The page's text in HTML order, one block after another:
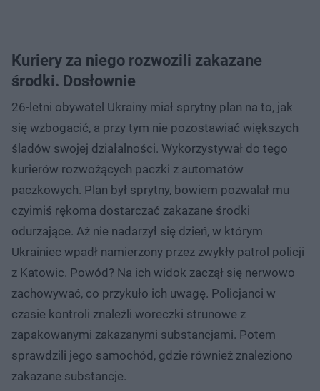
Kuriery za niego rozwozili zakazane
środki. Dosłownie
26-letni obywatel Ukrainy miał sprytny plan na to, jak
się wzbogacić, a przy tym nie pozostawiać większych
śladów swojej działalności. Wykorzystywał do tego
kurierów rozwożących paczki z automatów
paczkowych. Plan był sprytny, bowiem pozwalał mu
czyimiś rękoma dostarczać zakazane środki
odurzające. Aż nie nadarzył się dzień, w którym
Ukrainiec wpadł namierzony przez zwykły patrol policji
z Katowic. Powód? Na ich widok zaczął się nerwowo
zachowywać, co przykuło ich uwagę. Policjanci w
czasie kontroli znaleźli woreczki strunowe z
zapakowanymi zakazanymi substancjami. Potem
sprawdzili jego samochód, gdzie również znaleziono
zakazane substancje.